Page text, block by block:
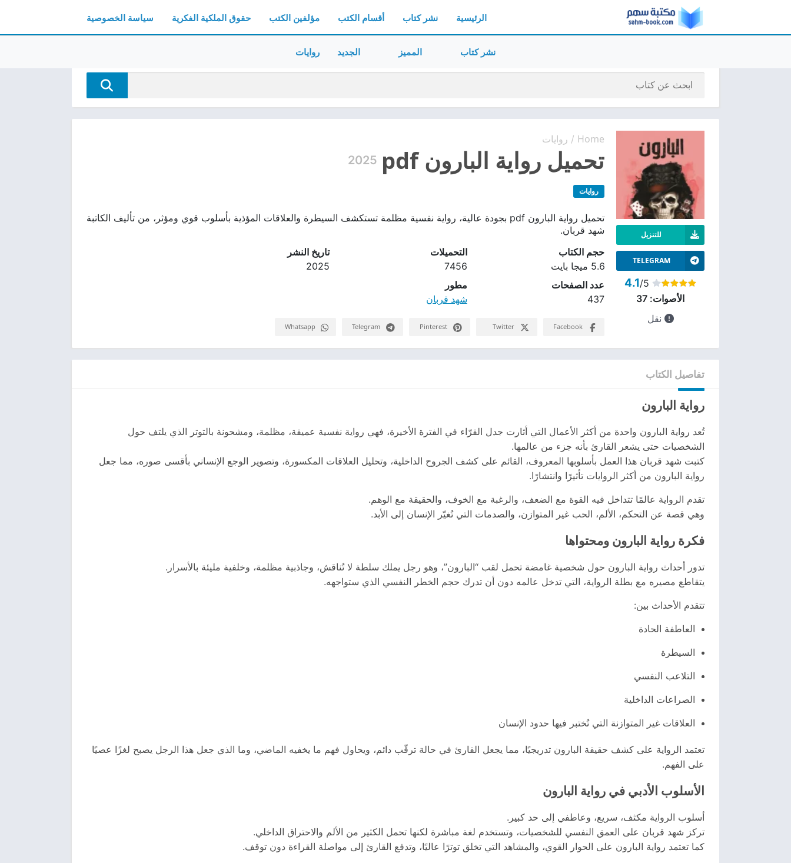
الرئيسية نشر كتاب أقسام الكتب مؤلفين الكتب حقوق الملكية الفكرية سياسة الخصوصية
نشر كتاب المميز الجديد روايات
Home
/ روايات
تحميل رواية البارون pdf 2025
روايات
تحميل رواية البارون pdf بجودة عالية، رواية نفسية مظلمة تستكشف السيطرة والعلاقات المؤذية بأسلوب قوي ومؤثر، من تأليف الكاتبة
شهد قربان.
للتنزيل
TELEGRAM
4.1/5
الأصوات: 37
نقل
حجم الكتاب
5.6 ميجا بايت
التحميلات
7456
تاريخ النشر
2025
عدد الصفحات
437
مطور
شهد قربان
Facebook
Twitter
Pinterest
Telegram
Whatsapp
تفاصيل الكتاب
رواية البارون
تُعد رواية البارون واحدة من أكثر الأعمال التي أثارت جدل القرّاء في الفترة الأخيرة، فهي رواية نفسية عميقة، مظلمة، ومشحونة بالتوتر الذي يلتف حول
الشخصيات حتى يشعر القارئ بأنه جزء من عالمها.
كتبت شهد قربان هذا العمل بأسلوبها المعروف، القائم على كشف الجروح الداخلية، وتحليل العلاقات المكسورة، وتصوير الوجع الإنساني بأقسى صوره، مما جعل
رواية البارون من أكثر الروايات تأثيرًا وانتشارًا.
تقدم الرواية عالمًا تتداخل فيه القوة مع الضعف، والرغبة مع الخوف، والحقيقة مع الوهم.
وهي قصة عن التحكم، الألم، الحب غير المتوازن، والصدمات التي تُغيّر الإنسان إلى الأبد.
فكرة رواية البارون ومحتواها
تدور أحداث رواية البارون حول شخصية غامضة تحمل لقب “البارون”، وهو رجل يملك سلطة لا تُناقش، وجاذبية مظلمة، وخلفية مليئة بالأسرار.
يتقاطع مصيره مع بطلة الرواية، التي تدخل عالمه دون أن تدرك حجم الخطر النفسي الذي ستواجهه.
تتقدم الأحداث بين:
العاطفة الحادة
السيطرة
التلاعب النفسي
الصراعات الداخلية
العلاقات غير المتوازنة التي تُختبر فيها حدود الإنسان
تعتمد الرواية على كشف حقيقة البارون تدريجيًا، مما يجعل القارئ في حالة ترقّب دائم، ويحاول فهم ما يخفيه الماضي، وما الذي جعل هذا الرجل يصبح لغزًا عصيًا
على الفهم.
الأسلوب الأدبي في رواية البارون
أسلوب الرواية مكثف، سريع، وعاطفي إلى حد كبير.
تركز شهد قربان على العمق النفسي للشخصيات، وتستخدم لغة مباشرة لكنها تحمل الكثير من الألم والاحتراق الداخلي.
كما تعتمد رواية البارون على الحوار القوي، والمشاهد التي تخلق توترًا عاليًا، وتدفع القارئ إلى مواصلة القراءة دون توقف.